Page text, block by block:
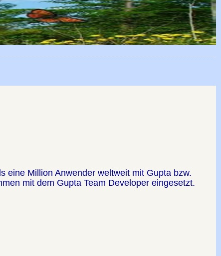
eine Million Anwender weltweit mit Gupta bzw.
mit dem Gupta Team Developer eingesetzt.